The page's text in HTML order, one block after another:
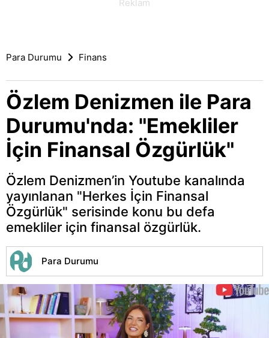
Para Durumu Finans
Özlem Denizmen ile Para
Durumu'nda: "Emekliler
İçin Finansal Özgürlük"
Özlem Denizmen’in Youtube kanalında
yayınlanan "Herkes İçin Finansal
Özgürlük" serisinde konu bu defa
emekliler için finansal özgürlük.
Para Durumu